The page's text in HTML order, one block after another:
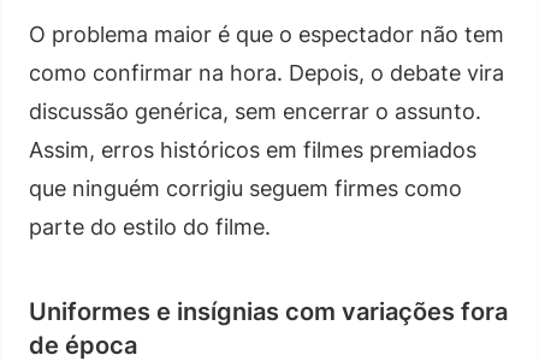
O problema maior é que o espectador não tem
como confirmar na hora. Depois, o debate vira
discussão genérica, sem encerrar o assunto.
Assim, erros históricos em filmes premiados
que ninguém corrigiu seguem firmes como
parte do estilo do filme.
Uniformes e insígnias com variações fora
de época